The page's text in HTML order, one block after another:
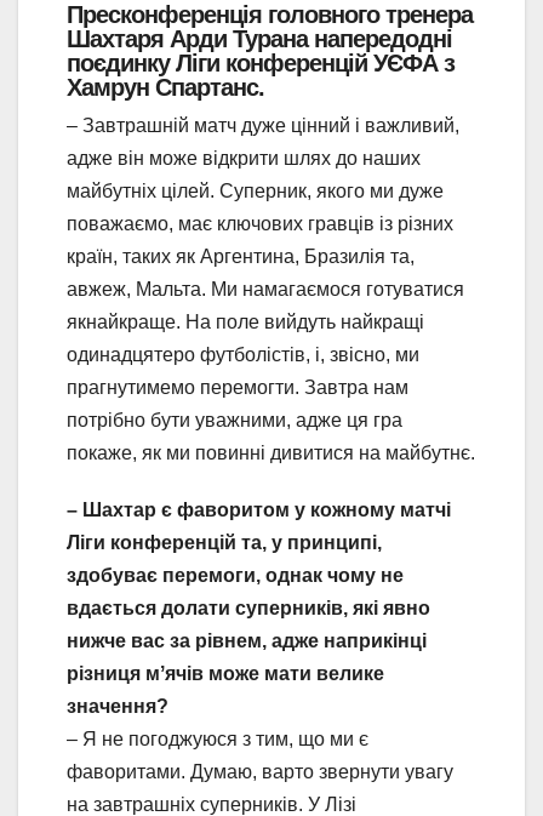
Пресконференція головного тренера
Шахтаря Арди Турана напередодні
поєдинку Ліги конференцій УЄФА з
Хамрун Спартанс.
– Завтрашній матч дуже цінний і важливий,
адже він може відкрити шлях до наших
майбутніх цілей. Суперник, якого ми дуже
поважаємо, має ключових гравців із різних
країн, таких як Аргентина, Бразилія та,
авжеж, Мальта. Ми намагаємося готуватися
якнайкраще. На поле вийдуть найкращі
одинадцятеро футболістів, і, звісно, ми
прагнутимемо перемогти. Завтра нам
потрібно бути уважними, адже ця гра
покаже, як ми повинні дивитися на майбутнє.
– Шахтар є фаворитом у кожному матчі
Ліги конференцій та, у принципі,
здобуває перемоги, однак чому не
вдається долати суперників, які явно
нижче вас за рівнем, адже наприкінці
різниця мʼячів може мати велике
значення?
– Я не погоджуюся з тим, що ми є
фаворитами. Думаю, варто звернути увагу
на завтрашніх суперників. У Лізі